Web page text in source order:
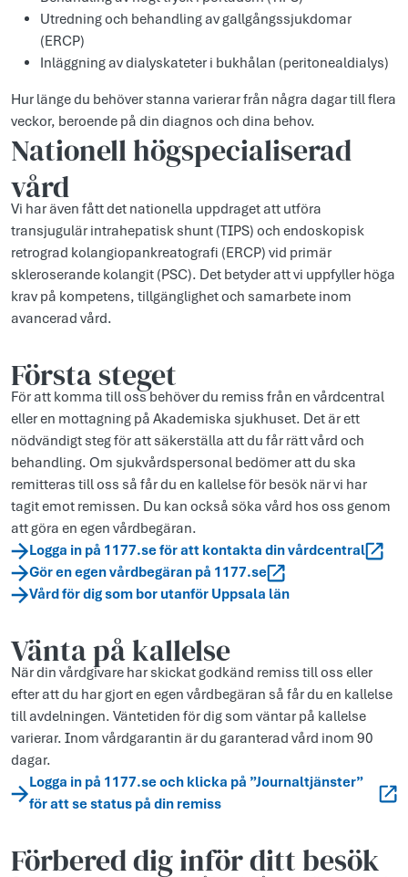
Utredning och behandling av gallgångssjukdomar
(ERCP)
Inläggning av dialyskateter i bukhålan (peritonealdialys)
Hur länge du behöver stanna varierar från några dagar till flera
veckor, beroende på din diagnos och dina behov.
Nationell högspecialiserad
vård
Vi har även fått det nationella uppdraget att utföra
transjugulär intrahepatisk shunt (TIPS) och endoskopisk
retrograd kolangiopankreatografi (ERCP) vid primär
skleroserande kolangit (PSC). Det betyder att vi uppfyller höga
krav på kompetens, tillgänglighet och samarbete inom
avancerad vård.
Första steget
För att komma till oss behöver du remiss från en vårdcentral
eller en mottagning på Akademiska sjukhuset. Det är ett
nödvändigt steg för att säkerställa att du får rätt vård och
behandling. Om sjukvårdspersonal bedömer att du ska
remitteras till oss så får du en kallelse för besök när vi har
tagit emot remissen. Du kan också söka vård hos oss genom
att göra en egen vårdbegäran.
Logga in på 1177.se för att kontakta din vårdcentral
Gör en egen vårdbegäran på 1177.se
Vård för dig som bor utanför Uppsala län
Vänta på kallelse
När din vårdgivare har skickat godkänd remiss till oss eller
efter att du har gjort en egen vårdbegäran så får du en kallelse
till avdelningen. Väntetiden för dig som väntar på kallelse
varierar. Inom vårdgarantin är du garanterad vård inom 90
dagar.
Logga in på 1177.se och klicka på ”Journaltjänster”
för att se status på din remiss
Förbered dig inför ditt besök